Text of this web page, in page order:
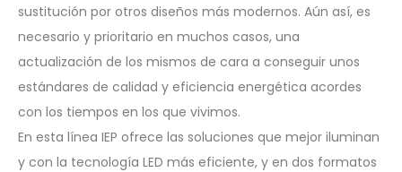
sustitución por otros diseños más modernos. Aún así, es
necesario y prioritario en muchos casos, una
actualización de los mismos de cara a conseguir unos
estándares de calidad y eficiencia energética acordes
con los tiempos en los que vivimos.
En esta línea IEP ofrece las soluciones que mejor iluminan
y con la tecnología LED más eficiente, y en dos formatos